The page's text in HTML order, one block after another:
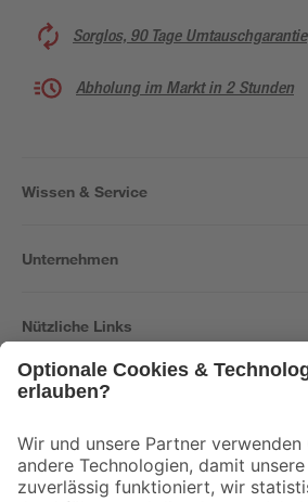
Sorglos, 90 Tage Umtauschgarantie
Abholung im Markt in 2 Stunden
Wissen & Service
Unternehmen
Nützliche Links
Der toom Newsletter: Keine Angebote und
Zur Newsletter Anmeldung